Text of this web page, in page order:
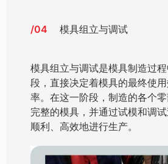
/04 模具组立与调试
模具组立与调试是模具制造过
段，直接决定着模具的最终使
率。在这一阶段，制造的各个
完整的模具，并通过试模和调
顺利、高效地进行生产。